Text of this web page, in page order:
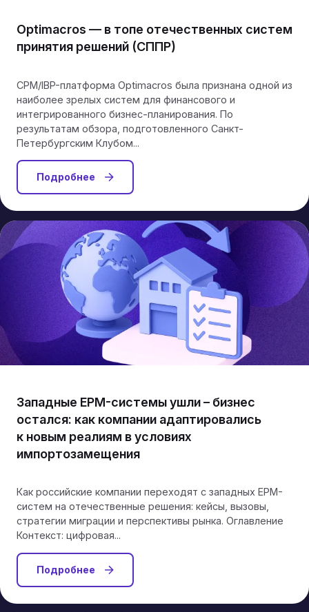
Optimacros — в топе отечественных систем
принятия решений (СППР)
CPM/IBP-платформа Optimacros была признана одной из
наиболее зрелых систем для финансового и
интегрированного бизнес‑планирования. По
результатам обзора, подготовленного Санкт-
Петербургским Клубом...
Подробнее
Западные EPM-системы ушли – бизнес
остался: как компании адаптировались
к новым реалиям в условиях
импортозамещения
Как российские компании переходят с западных EPM-
систем на отечественные решения: кейсы, вызовы,
стратегии миграции и перспективы рынка. Оглавление
Контекст: цифровая...
Подробнее